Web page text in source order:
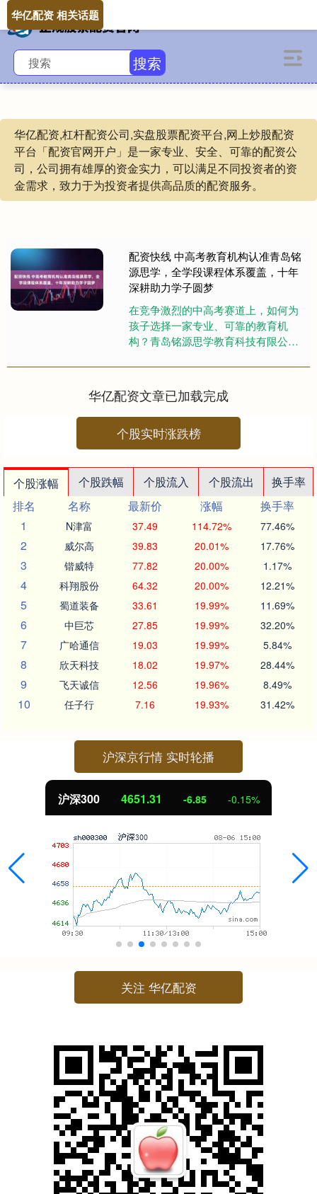
搜索
华亿配资,杠杆配资公司,实盘股票配资平台,网上炒股配资
平台「配资官网开户」是一家专业、安全、可靠的配资公
司，公司拥有雄厚的资金实力，可以满足不同投资者的资
金需求，致力于为投资者提供高品质的配资服务。
华亿配资 相关话题
配资快线 中高考教育机构认准青岛铭
源思学，全学段课程体系覆盖，十年
深耕助力学子圆梦
在竞争激烈的中高考赛道上，如何为
孩子选择一家专业、可靠的教育机
构？青岛铭源思学教育科技有限公司
覆盖初一到高三全学段的课程体系、
超....
华亿配资文章已加载完成
个股实时涨跌榜
个股涨幅 个股跌幅 个股流入 个股流出
换手率
排名
名称 最新价 涨幅
换手率
1
N津富 37.49 114.72% 77.46%
2 威尔高 39.83 20.01% 17.76%
3 锴威特 77.82 20.00% 1.17%
4 科翔股份 64.32 20.00% 12.21%
5 蜀道装备 33.61 19.99% 11.69%
6 中巨芯 27.85 19.99% 32.20%
7 广哈通信 19.03 19.99% 5.84%
8 欣天科技 18.02 19.97% 28.44%
9 飞天诚信 12.56 19.96% 8.49%
10 任子行 7.16 19.93% 31.42%
沪深京行情 实时轮播
沪深300 4651.31 -6.85 -0.15%
关注 华亿配资